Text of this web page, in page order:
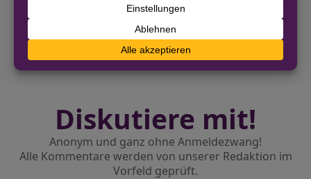
Falsche Polizisten in Steinhagen aktiv –
Diskutiere mit!
Anonym und ganz ohne Anmeldezwang!
Alle Kommentare werden von unserer Redaktion im
Vorfeld geprüft.